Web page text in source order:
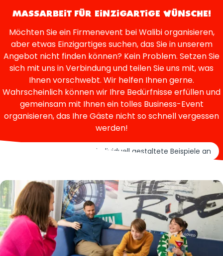
MASSARBEIT FÜR EINZIGARTIGE WÜNSCHE!
Möchten Sie ein Firmenevent bei Walibi organisieren,
aber etwas Einzigartiges suchen, das Sie in unserem
Angebot nicht finden können? Kein Problem. Setzen Sie
sich mit uns in Verbindung und teilen Sie uns mit, was
Ihnen vorschwebt. Wir helfen Ihnen gerne.
Wahrscheinlich können wir Ihre Bedürfnisse erfüllen und
gemeinsam mit Ihnen ein tolles Business-Event
organisieren, das Ihre Gäste nicht so schnell vergessen
werden!
Schauen Sie sich einige individuell gestaltete Beispiele an